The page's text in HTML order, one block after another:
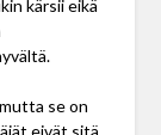
kärsii eikä
se on
eivät sitä